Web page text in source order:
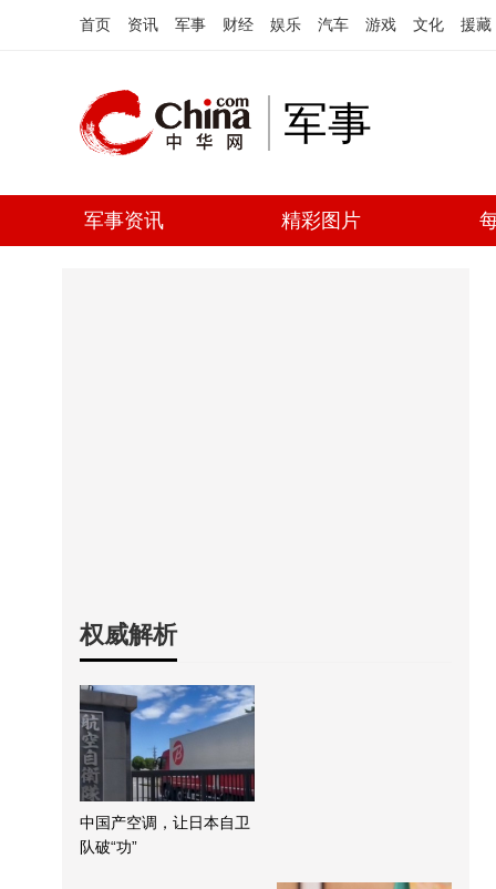
首页 资讯 军事 财经 娱乐 汽车 游戏 文化 援藏
军事
军事资讯 精彩图片
权威解析
中国产空调，让日本自卫
队破“功”